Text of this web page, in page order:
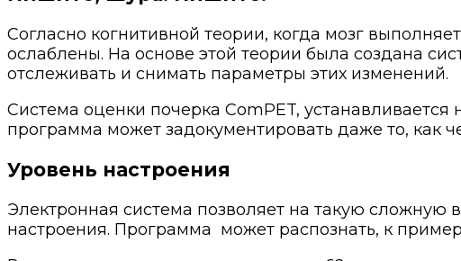
Согласно когнитивной теории, когда мозг
ослаблены. На основе этой теории была создана
отслеживать и снимать параметры этих изменений.
Система оценки почерка ComPET,
программа может задокументировать даже то, как
Уровень настроения
Электронная система позволяет на такую сложную
настроения. Программа может распознать, к